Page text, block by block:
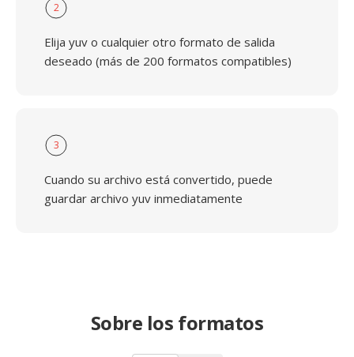
2
Elija yuv o cualquier otro formato de salida
deseado (más de 200 formatos compatibles)
3
Cuando su archivo está convertido, puede
guardar archivo yuv inmediatamente
Sobre los formatos